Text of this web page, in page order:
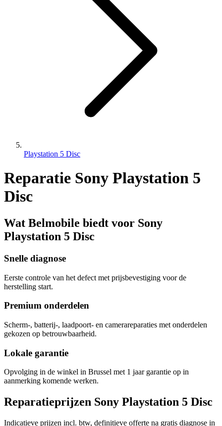
Playstation 5 Disc
Reparatie Sony Playstation 5
Disc
Wat Belmobile biedt voor Sony
Playstation 5 Disc
Snelle diagnose
Eerste controle van het defect met prijsbevestiging voor de
herstelling start.
Premium onderdelen
Scherm-, batterij-, laadpoort- en camerareparaties met onderdelen
gekozen op betrouwbaarheid.
Lokale garantie
Opvolging in de winkel in Brussel met 1 jaar garantie op in
aanmerking komende werken.
Reparatieprijzen Sony Playstation 5 Disc
Indicatieve prijzen incl. btw, definitieve offerte na gratis diagnose in